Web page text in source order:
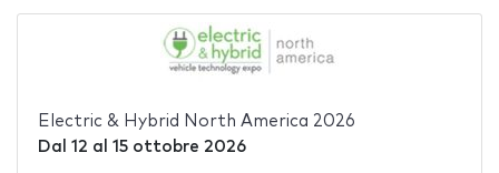
Electric & Hybrid North America 2026
Dal 12 al 15 ottobre 2026